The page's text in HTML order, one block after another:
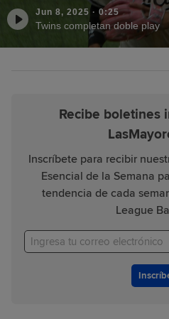
Jun 8, 2025 · 0:25
Twins completan doble play
Recibe boletines
Inscríbete para recibir
Esencial de la Semana
tendencia de cada
League